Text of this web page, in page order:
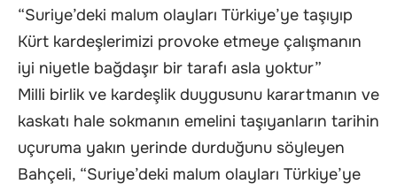
“Suriye’deki malum olayları Türkiye’ye taşıyıp
Kürt kardeşlerimizi provoke etmeye çalışmanın
iyi niyetle bağdaşır bir tarafı asla yoktur”
Milli birlik ve kardeşlik duygusunu karartmanın ve
kaskatı hale sokmanın emelini taşıyanların tarihin
uçuruma yakın yerinde durduğunu söyleyen
Bahçeli, “Suriye’deki malum olayları Türkiye’ye